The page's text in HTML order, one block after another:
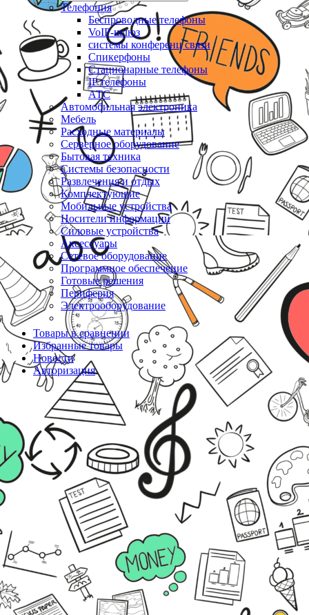
Телефония
Беспроводные телефоны
VoIP-шлюз
системы конференц связи
Спикерфоны
Стационарные телефоны
IP телефоны
АТС
Автомобильная электроника
Мебель
Расходные материалы
Серверное оборудование
Бытовая техника
Системы безопасности
Развлечения и отдых
Комплектующие
Мобильные устройства
Носители информации
Силовые устройства
Аксессуары
Сетевое оборудование
Программное обеспечение
Готовые решения
Периферия
Электрооборудование
Товары в сравнении
Избранные товары
Новости
Авторизация